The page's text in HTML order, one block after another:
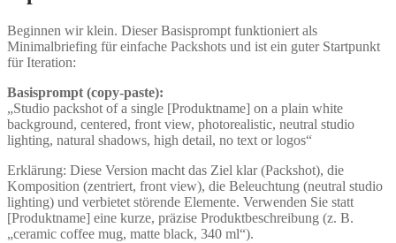
Beginnen wir klein. Dieser Basisprompt funktioniert als
Minimalbriefing für einfache Packshots und ist ein guter Startpunkt
für Iteration:
Basisprompt (copy-paste):
„Studio packshot of a single [Produktname] on a plain white
background, centered, front view, photorealistic, neutral studio
lighting, natural shadows, high detail, no text or logos“
Erklärung: Diese Version macht das Ziel klar (Packshot), die
Komposition (zentriert, front view), die Beleuchtung (neutral studio
lighting) und verbietet störende Elemente. Verwenden Sie statt
[Produktname] eine kurze, präzise Produktbeschreibung (z. B.
„ceramic coffee mug, matte black, 340 ml“).